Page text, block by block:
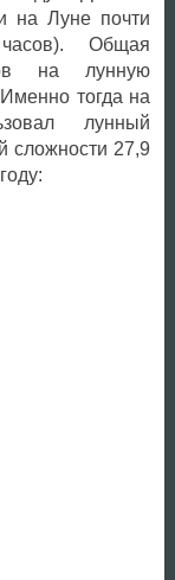
на Луне почти
Общая
на лунную
тогда на
лунный
сложности 27,9